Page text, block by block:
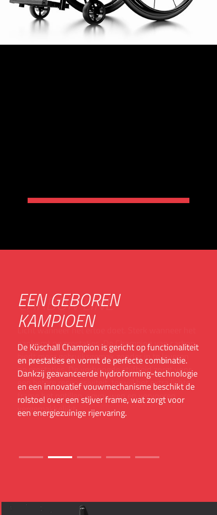
EEN GEBOREN
KAMPIOEN
De Küschall Champion is gericht op functionaliteit
en prestaties en vormt de perfecte combinatie.
Dankzij geavanceerde hydroforming-technologie
en een innovatief vouwmechanisme beschikt de
rolstoel over een stijver frame, wat zorgt voor
een energiezuinige rijervaring.